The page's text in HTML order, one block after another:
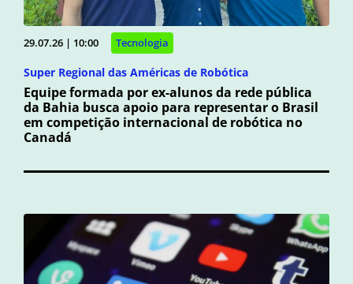
29.07.26 | 10:00 Tecnologia
Super Regional das Américas de Robótica
Equipe formada por ex-alunos da rede pública
da Bahia busca apoio para representar o Brasil
em competição internacional de robótica no
Canadá